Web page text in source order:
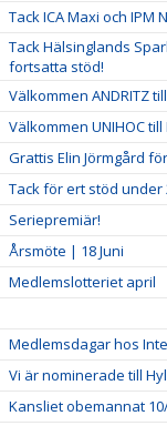
Tack ICA Maxi och
Tack Hälsinglands
fortsatta stöd!
Välkommen ANDRITZ
Välkommen UNIHOC till
Grattis Elin Jörmgård
Tack för ert stöd under
Seriepremiär!
Årsmöte | 18 Juni
Medlemslotteriet april
Medlemsdagar hos
Vi är nominerade till
Kansliet obemannat